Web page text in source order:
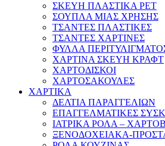
ΣΚΕΥΗ ΠΛΑΣΤΙΚΑ PET
ΣΟΥΠΛΑ ΜΙΑΣ ΧΡΗΣΗΣ
ΤΣΑΝΤΕΣ ΠΛΑΣΤΙΚΕΣ
ΤΣΑΝΤΕΣ ΧΑΡΤΙΝΕΣ
ΦΥΛΛΑ
ΧΑΡΤΙΝΑ ΣΚΕΥΗ ΚΡΑΦΤ
ΧΑΡΤΟΔΙΣΚΟΙ
ΧΑΡΤΟΣΑΚΟΥΛΕΣ
ΧΑΡΤΙΚΑ
ΔΕΛΤΙΑ ΠΑΡΑΓΓΕΛΙΩΝ
ΕΠΑΓΓΕΛΜΑΤΙΚΕΣ
ΙΑΤΡΙΚΑ ΡΟΛΑ –
ΞΕΝΟΔΟΧΕΙΑΚΑ-